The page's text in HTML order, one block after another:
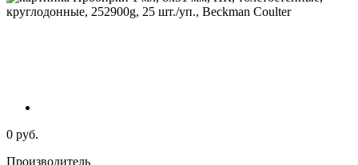
0 руб.
Производитель